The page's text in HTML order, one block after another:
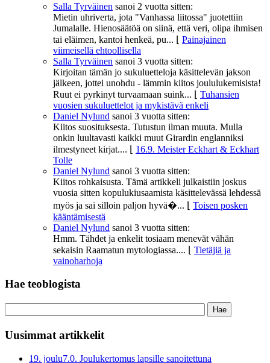
Salla Tyrväinen sanoi 2 vuotta sitten:
Mietin uhriverta, jota "Vanhassa liitossa" juotettiin
Jumalalle. Hienosäätöä on siinä, että veri, olipa ihmisen
tai eläimen, kantoi henkeä, pu...
Painajainen
viimeisellä ehtoollisella
Salla Tyrväinen sanoi 3 vuotta sitten:
Kirjoitan tämän jo sukuluetteloja käsittelevän jakson
jälkeen, jottei unohdu - lämmin kiitos joululukemisista!
Ruut ei pyrkinyt turvaamaan suink...
Tuhansien
vuosien sukuluettelot ja mykistävä enkeli
Daniel Nylund sanoi 3 vuotta sitten:
Kiitos suosituksesta. Tutustun ilman muuta. Mulla
onkin luultavasti kaikki muut Girardin englanniksi
ilmestyneet kirjat....
16.9. Meister Eckhart & Eckhart
Tolle
Daniel Nylund sanoi 3 vuotta sitten:
Kiitos rohkaisusta. Tämä artikkeli julkaistiin joskus
vuosia sitten kopulukiusaamista käsittelevässä lehdessä
myös ja sai silloin paljon hyvä�...
Toisen posken
kääntämisestä
Daniel Nylund sanoi 3 vuotta sitten:
Hmm. Tähdet ja enkelit tosiaam menevät vähän
sekaisin Raamatun mytologiassa....
Tietäjiä ja
vainoharhoja
Hae teoblogista
Uusimmat artikkelit
19. joulu7.0. Joulukertomus lapsille sanoitettuna